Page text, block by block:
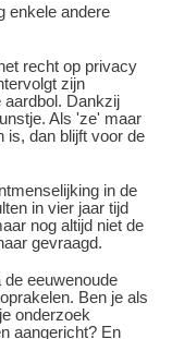
enkele andere
recht op privacy
zijn
aardbol. Dankzij
Als 'ze' maar
is, dan blijft voor de
in de
in vier jaar tijd
nog altijd niet de
gevraagd.
de eeuwenoude
Ben je als
onderzoek
aangericht? En